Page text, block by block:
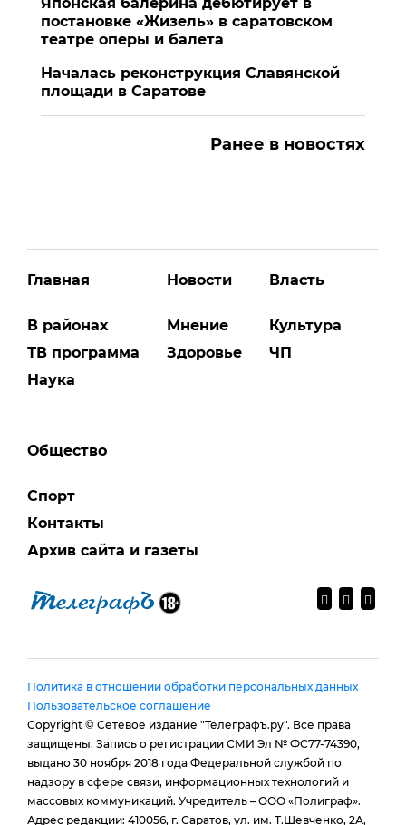
постановке «Жизель» в саратовском
театре оперы и балета
Началась реконструкция Славянской
площади в Саратове
Ранее в новостях
Главная
В районах
ТВ программа
Наука
Новости
Мнение
Здоровье
Власть
Культура
ЧП
Общество
Спорт
Контакты
Архив сайта и газеты
Политика в отношении обработки персональных данных
Пользовательское соглашение
Copyright © Сетевое издание "Телеграфъ.ру". Все права
защищены. Запись о регистрации СМИ Эл № ФС77-74390,
выдано 30 ноября 2018 года Федеральной службой по
надзору в сфере связи, информационных технологий и
массовых коммуникаций. Учредитель – ООО «Полиграф».
Адрес редакции: 410056, г. Саратов, ул. им. Т.Шевченко, 2А,